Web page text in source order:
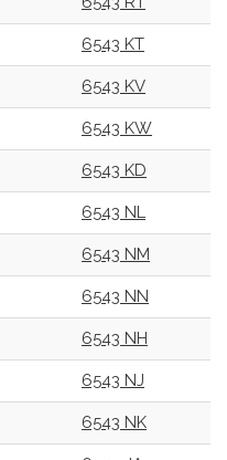
6543 KT
6543 KV
6543 KW
6543 KD
6543 NL
6543 NM
6543 NN
6543 NH
6543 NJ
6543 NK